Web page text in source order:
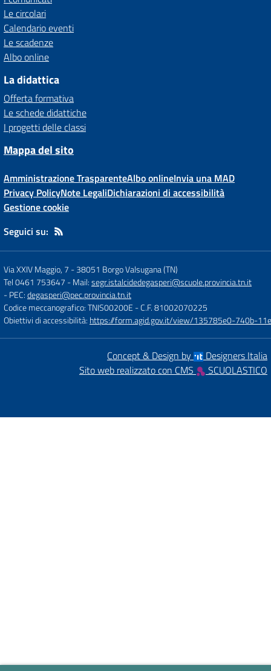
Le circolari
Calendario eventi
Le scadenze
Albo online
La didattica
Offerta formativa
Le schede didattiche
I progetti delle classi
Mappa del sito
Amministrazione TrasparenteAlbo onlineInvia una MAD
Privacy PolicyNote LegaliDichiarazioni di accessibilità
Gestione cookie
Seguici su:
Via XXIV Maggio, 7 -38051 Borgo Valsugana (TN)
Tel 0461 753647 - Mail:segr.istalcidedegasperi@scuole.provincia.tn.it
- PEC:degasperi@pec.provincia.tn.it
Codice meccanografico: TNIS00200E - C.F. 81002070225
Obiettivi di accessibilità: https://form.agid.gov.it/view/135785e0-740b-
Concept & Design by
Designers Italia
Sito web realizzato con CMS
SCUOLASTICO